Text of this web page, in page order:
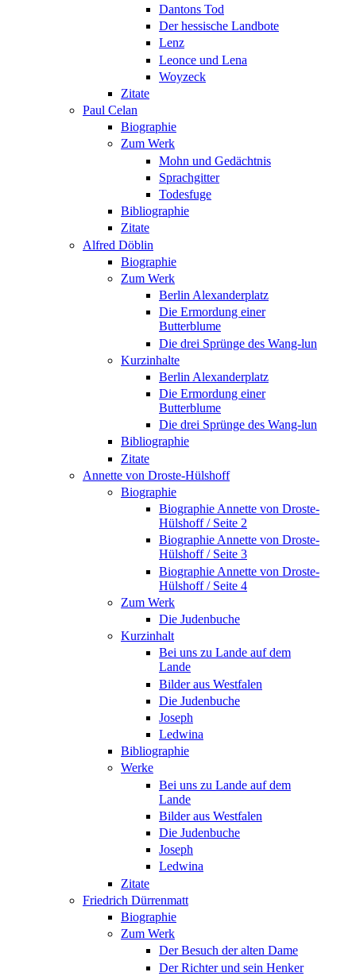
Dantons Tod
Der hessische Landbote
Lenz
Leonce und Lena
Woyzeck
Zitate
Paul Celan
Biographie
Zum Werk
Mohn und Gedächtnis
Sprachgitter
Todesfuge
Bibliographie
Zitate
Alfred Döblin
Biographie
Zum Werk
Berlin Alexanderplatz
Die Ermordung einer
Butterblume
Die drei Sprünge des Wang-lun
Kurzinhalte
Berlin Alexanderplatz
Die Ermordung einer
Butterblume
Die drei Sprünge des Wang-lun
Bibliographie
Zitate
Annette von Droste-Hülshoff
Biographie
Biographie Annette von Droste-
Hülshoff / Seite 2
Biographie Annette von Droste-
Hülshoff / Seite 3
Biographie Annette von Droste-
Hülshoff / Seite 4
Zum Werk
Die Judenbuche
Kurzinhalt
Bei uns zu Lande auf dem
Lande
Bilder aus Westfalen
Die Judenbuche
Joseph
Ledwina
Bibliographie
Werke
Bei uns zu Lande auf dem
Lande
Bilder aus Westfalen
Die Judenbuche
Joseph
Ledwina
Zitate
Friedrich Dürrenmatt
Biographie
Zum Werk
Der Besuch der alten Dame
Der Richter und sein Henker